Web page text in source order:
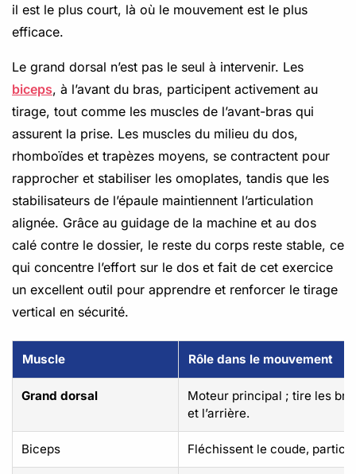
il est le plus court, là où le mouvement est le plus
efficace.
Le grand dorsal n’est pas le seul à intervenir. Les
biceps, à l’avant du bras, participent activement au
tirage, tout comme les muscles de l’avant-bras qui
assurent la prise. Les muscles du milieu du dos,
rhomboïdes et trapèzes moyens, se contractent pour
rapprocher et stabiliser les omoplates, tandis que les
stabilisateurs de l’épaule maintiennent l’articulation
alignée. Grâce au guidage de la machine et au dos
calé contre le dossier, le reste du corps reste stable, ce
qui concentre l’effort sur le dos et fait de cet exercice
un excellent outil pour apprendre et renforcer le tirage
vertical en sécurité.
Muscle Rôle dans le mouvement
Grand dorsal
Moteur principal ; tire les
et l’arrière.
Biceps Fléchissent le coude,